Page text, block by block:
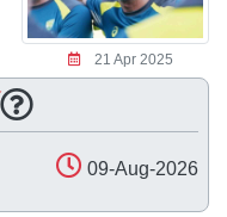
21 Apr 2025
09-Aug-2026